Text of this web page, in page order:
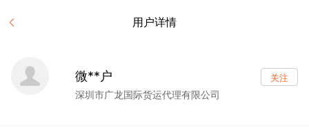
用户详情
微**户
深圳市广龙国际货运代理有限公司
关注